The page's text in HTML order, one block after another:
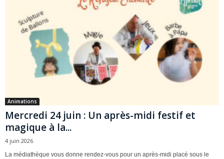
Animations
Mercredi 24 juin : Un après-midi festif et
magique à la...
4 juin 2026
La médiathèque vous donne rendez-vous pour un après-midi placé sous le